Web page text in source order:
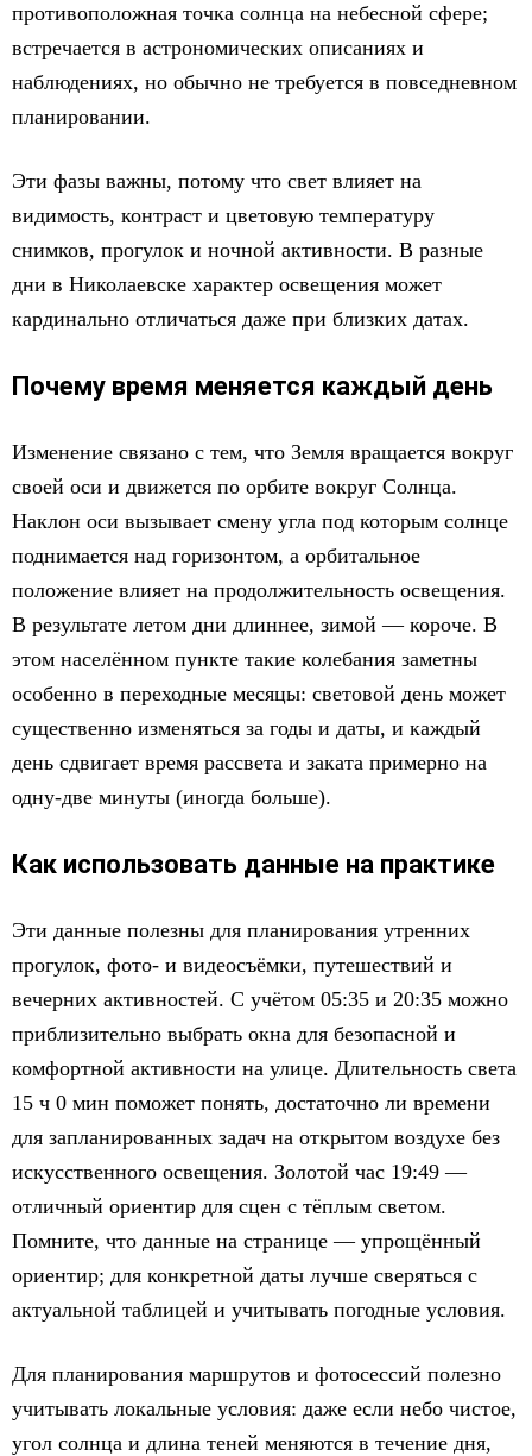
противоположная точка солнца на небесной сфере;
встречается в астрономических описаниях и
наблюдениях, но обычно не требуется в повседневном
планировании.
Эти фазы важны, потому что свет влияет на
видимость, контраст и цветовую температуру
снимков, прогулок и ночной активности. В разные
дни в Николаевске характер освещения может
кардинально отличаться даже при близких датах.
Почему время меняется каждый день
Изменение связано с тем, что Земля вращается вокруг
своей оси и движется по орбите вокруг Солнца.
Наклон оси вызывает смену угла под которым солнце
поднимается над горизонтом, а орбитальное
положение влияет на продолжительность освещения.
В результате летом дни длиннее, зимой — короче. В
этом населённом пункте такие колебания заметны
особенно в переходные месяцы: световой день может
существенно изменяться за годы и даты, и каждый
день сдвигает время рассвета и заката примерно на
одну‑две минуты (иногда больше).
Как использовать данные на практике
Эти данные полезны для планирования утренних
прогулок, фото- и видеосъёмки, путешествий и
вечерних активностей. С учётом 05:35 и 20:35 можно
приблизительно выбрать окна для безопасной и
комфортной активности на улице. Длительность света
15 ч 0 мин поможет понять, достаточно ли времени
для запланированных задач на открытом воздухе без
искусственного освещения. Золотой час 19:49 —
отличный ориентир для сцен с тёплым светом.
Помните, что данные на странице — упрощённый
ориентир; для конкретной даты лучше сверяться с
актуальной таблицей и учитывать погодные условия.
Для планирования маршрутов и фотосессий полезно
учитывать локальные условия: даже если небо чистое,
угол солнца и длина теней меняются в течение дня,